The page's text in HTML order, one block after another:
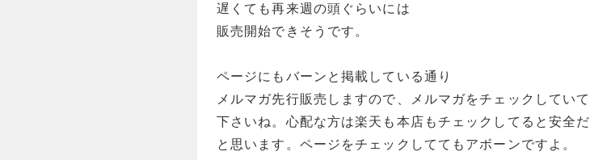
遅くても再来週の頭ぐらいには
販売開始できそうです。
ページにもバーンと掲載している通り
メルマガ先行販売しますので、メルマガをチェックしていて
下さいね。心配な方は楽天も本店もチェックしてると安全だ
と思います。ページをチェックしててもアボーンですよ。